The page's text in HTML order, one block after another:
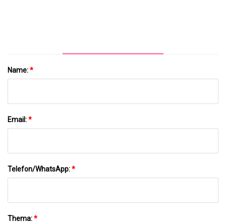
Name:*
Email:*
Telefon/WhatsApp:*
Thema:*